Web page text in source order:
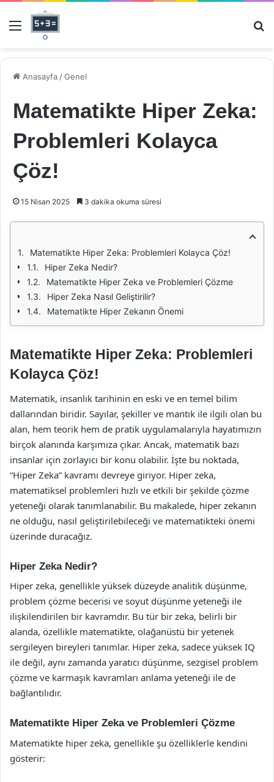
Menü
Anasayfa /Genel
Matematikte Hiper Zeka:
Problemleri Kolayca
Çöz!
15 Nisan 2025 3 dakika okuma süresi
Matematikte Hiper Zeka: Problemleri Kolayca Çöz!
Hiper Zeka Nedir?
Matematikte Hiper Zeka ve Problemleri Çözme
Hiper Zeka Nasıl Geliştirilir?
Matematikte Hiper Zekanın Önemi
Matematikte Hiper Zeka: Problemleri
Kolayca Çöz!
Matematik, insanlık tarihinin en eski ve en temel bilim
dallarından biridir. Sayılar, şekiller ve mantık ile ilgili olan bu
alan, hem teorik hem de pratik uygulamalarıyla hayatımızın
birçok alanında karşımıza çıkar. Ancak, matematik bazı
insanlar için zorlayıcı bir konu olabilir. İşte bu noktada,
“Hiper Zeka” kavramı devreye giriyor. Hiper zeka,
matematiksel problemleri hızlı ve etkili bir şekilde çözme
yeteneği olarak tanımlanabilir. Bu makalede, hiper zekanın
ne olduğu, nasıl geliştirilebileceği ve matematikteki önemi
üzerinde duracağız.
Hiper Zeka Nedir?
Hiper zeka, genellikle yüksek düzeyde analitik düşünme,
problem çözme becerisi ve soyut düşünme yeteneği ile
ilişkilendirilen bir kavramdır. Bu tür bir zeka, belirli bir
alanda, özellikle matematikte, olağanüstü bir yetenek
sergileyen bireyleri tanımlar. Hiper zeka, sadece yüksek IQ
ile değil, aynı zamanda yaratıcı düşünme, sezgisel problem
çözme ve karmaşık kavramları anlama yeteneği ile de
bağlantılıdır.
Matematikte Hiper Zeka ve Problemleri Çözme
Matematikte hiper zeka, genellikle şu özelliklerle kendini
gösterir: